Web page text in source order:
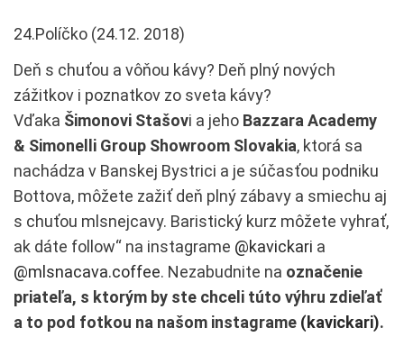
24.Políčko (24.12. 2018)
Deň s chuťou a vôňou kávy? Deň plný nových
zážitkov i poznatkov zo sveta kávy?
Vďaka Šimonovi Stašovi a jeho Bazzara Academy
& Simonelli Group Showroom Slovakia, ktorá sa
nachádza v Banskej Bystrici a je súčasťou podniku
Bottova, môžete zažiť deň plný zábavy a smiechu aj
s chuťou mlsnejcavy. Baristický kurz môžete vyhrať,
ak dáte follow“ na instagrame @kavickari a
@mlsnacava.coffee. Nezabudnite na označenie
priateľa, s ktorým by ste chceli túto výhru zdieľať
a to pod fotkou na našom instagrame (kavickari).